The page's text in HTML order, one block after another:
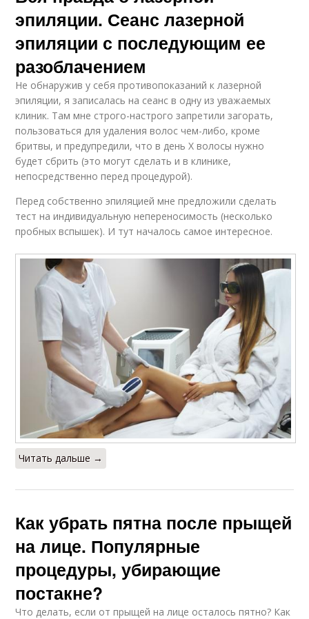
эпиляции. Сеанс лазерной
эпиляции с последующим ее
разоблачением
Не обнаружив у себя противопоказаний к лазерной
эпиляции, я записалась на сеанс в одну из уважаемых
клиник. Там мне строго-настрого запретили загорать,
пользоваться для удаления волос чем-либо, кроме
бритвы, и предупредили, что в день Х волосы нужно
будет сбрить (это могут сделать и в клинике,
непосредственно перед процедурой).
Перед собственно эпиляцией мне предложили сделать
тест на индивидуальную непереносимость (несколько
пробных вспышек). И тут началось самое интересное.
Читать дальше →
Как убрать пятна после прыщей
на лице. Популярные
процедуры, убирающие
постакне?
Что делать, если от прыщей на лице осталось пятно? Как